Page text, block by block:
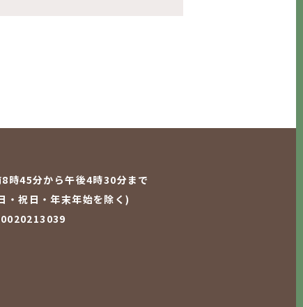
8時45分から午後4時30分まで
・祝日・年末年始を除く)